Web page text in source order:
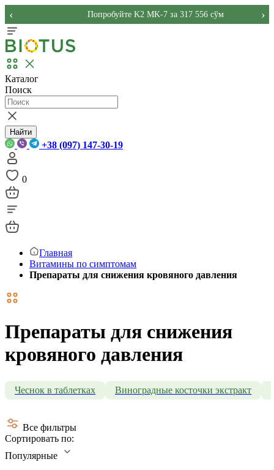
Попробуйте K2 MK-7 за 317 556 сўм
‹ ›
Каталог
Поиск
Найти
+38 (097) 147-30-19
0
Главная
Витамины по симптомам
Препараты для снижения кровяного давления
Препараты для снижения
кровяного давления
Чеснок в таблетках Виноградные косточки экстракт
Все фильтры
Сортировать по:
Популярные